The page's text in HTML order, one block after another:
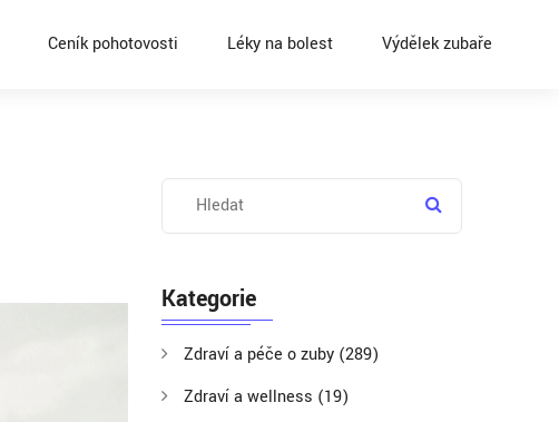
Ceník pohotovosti Léky na bolest Výdělek zubaře
Kategorie
Zdraví a péče o zuby (289)
Zdraví a wellness (19)